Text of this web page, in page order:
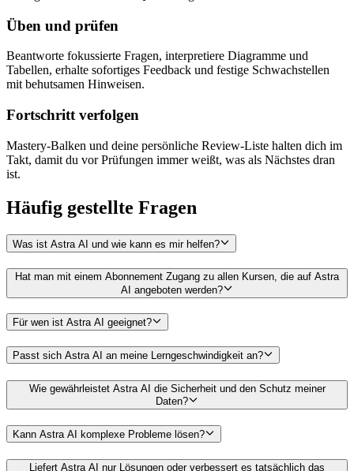
Üben und prüfen
Beantworte fokussierte Fragen, interpretiere Diagramme und
Tabellen, erhalte sofortiges Feedback und festige Schwachstellen
mit behutsamen Hinweisen.
Fortschritt verfolgen
Mastery-Balken und deine persönliche Review-Liste halten dich im
Takt, damit du vor Prüfungen immer weißt, was als Nächstes dran
ist.
Häufig gestellte Fragen
Was ist Astra AI und wie kann es mir helfen?
Hat man mit einem Abonnement Zugang zu allen Kursen, die auf Astra
AI angeboten werden?
Für wen ist Astra AI geeignet?
Passt sich Astra AI an meine Lerngeschwindigkeit an?
Wie gewährleistet Astra AI die Sicherheit und den Schutz meiner
Daten?
Kann Astra AI komplexe Probleme lösen?
Liefert Astra AI nur Lösungen oder verbessert es tatsächlich das